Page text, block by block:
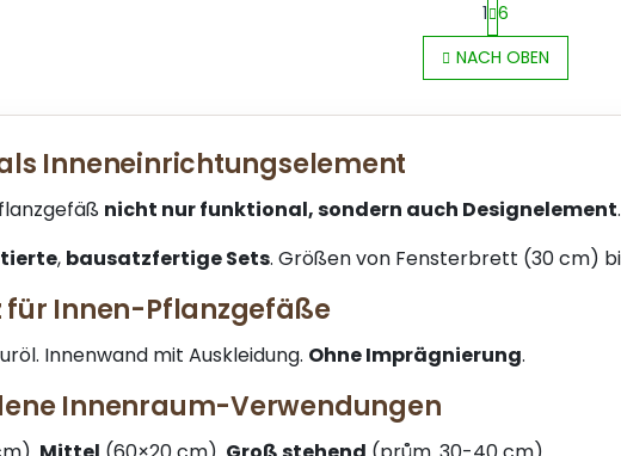
S
t
e
e
e
m
e
n
e
P
a
g
i
r
u
g
1 6
NACH OBEN
Inneneinrichtungselement
nicht nur funktional, sondern auch Designelement.
, bausatzfertige Sets. Größen von Fensterbrett (30 cm)
für Innen-Pflanzgefäße
Innenwand mit Auskleidung. Ohne Imprägnierung.
Innenraum-Verwendungen